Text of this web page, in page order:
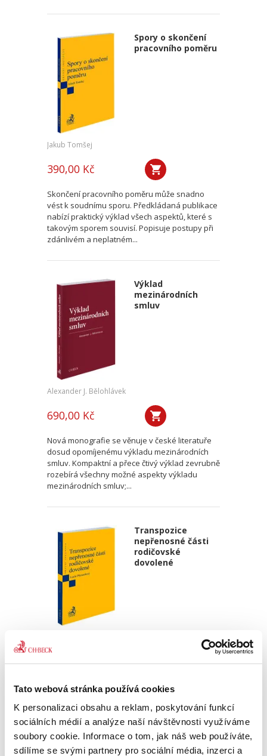
Tato webová stránka používá cookies
K personalizaci obsahu a reklam, poskytování funkcí
sociálních médií a analýze naší návštěvnosti využíváme
soubory cookie. Informace o tom, jak náš web používáte,
sdílíme se svými partnery pro sociální média, inzerci a
Spory o skončení
pracovního poměru
Jakub Tomšej
390,00 Kč
Skončení pracovního poměru může snadno
vést k soudnímu sporu. Předkládaná publikace
nabízí praktický výklad všech aspektů, které s
takovým sporem souvisí. Popisuje postupy při
zdánlivém a neplatném...
Výklad
mezinárodních
smluv
Alexander J. Bělohlávek
690,00 Kč
Nová monografie se věnuje v české literatuře
dosud opomíjenému výkladu mezinárodních
smluv. Kompaktní a přece čtivý výklad zevrubně
rozebírá všechny možné aspekty výkladu
mezinárodních smluv;...
Transpozice
nepřenosné části
rodičovské
dovolené
340,00 Kč
Monografie analyzuje soulad české právní
směrnice Evropského parlamentu a Rady (EU)
2019/1158 ze dne 20. června 2019 o rovnováze
mezi pracovním a...